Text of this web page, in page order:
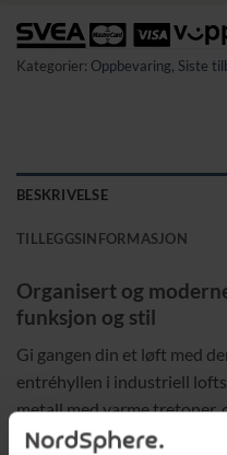
Kategorier: Oppbevaring, Siste
BESKRIVELSE
TILLEGGSINFORMASJON
Organisert og
funksjon og stil
Gi gangen din et løft med
entréhyllen i industriell
metall med varme tretoner,
tilbehør. Enkel montering